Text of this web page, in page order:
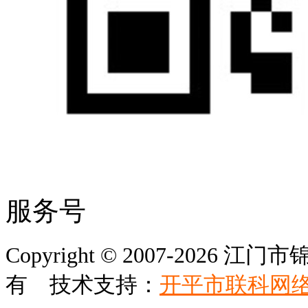
服务号
Copyright © 2007-2026 江门市
有 技术支持： 开平市联科网